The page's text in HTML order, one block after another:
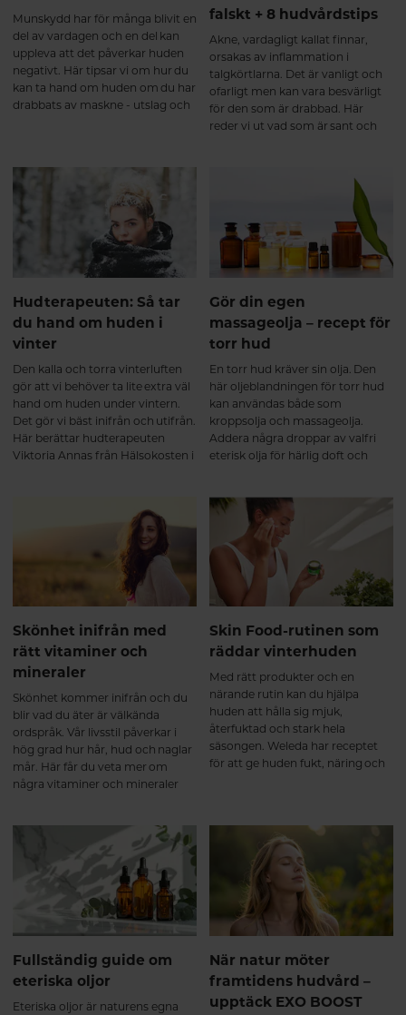
Munskydd har för många blivit en
del av vardagen och en del kan
uppleva att det påverkar huden
negativt. Här tipsar vi om hur du
kan ta hand om huden om du har
drabbats av maskne - utslag och
falskt + 8 hudvårdstips
Akne, vardagligt kallat finnar,
orsakas av inflammation i
talgkörtlarna. Det är vanligt och
ofarligt men kan vara besvärligt
för den som är drabbad. Här
reder vi ut vad som är sant och
Hudterapeuten: Så tar
du hand om huden i
vinter
Den kalla och torra vinterluften
gör att vi behöver ta lite extra väl
hand om huden under vintern.
Det gör vi bäst inifrån och utifrån.
Här berättar hudterapeuten
Viktoria Annas från Hälsokosten i
Gör din egen
massageolja – recept för
torr hud
En torr hud kräver sin olja. Den
här oljeblandningen för torr hud
kan användas både som
kroppsolja och massageolja.
Addera några droppar av valfri
eterisk olja för härlig doft och
Skönhet inifrån med
rätt vitaminer och
mineraler
Skönhet kommer inifrån och du
blir vad du äter är välkända
ordspråk. Vår livsstil påverkar i
hög grad hur hår, hud och naglar
mår. Här får du veta mer om
några vitaminer och mineraler
Skin Food-rutinen som
räddar vinterhuden
Med rätt produkter och en
närande rutin kan du hjälpa
huden att hålla sig mjuk,
återfuktad och stark hela
säsongen. Weleda har receptet
för att ge huden fukt, näring och
Fullständig guide om
eteriska oljor
Eteriska oljor är naturens egna
När natur möter
framtidens hudvård –
upptäck EXO BOOST